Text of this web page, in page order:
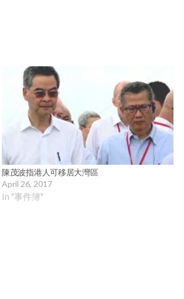
陳茂波指港人可移居大灣區
April 26, 2017
In "事件簿"